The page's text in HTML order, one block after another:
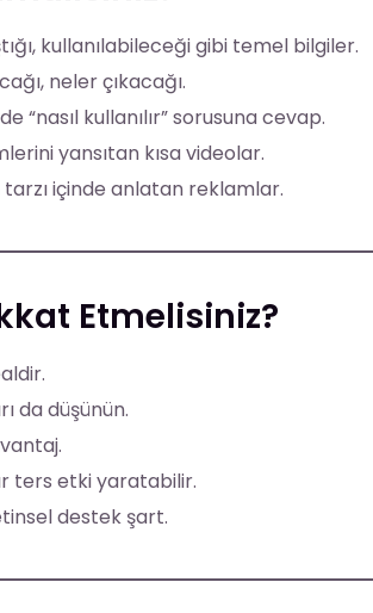
kullanılabileceği gibi temel bilgiler.
neler çıkacağı.
“nasıl kullanılır” sorusuna cevap.
yansıtan kısa videolar.
içinde anlatan reklamlar.
Etmelisiniz?
da düşünün.
ters etki yaratabilir.
destek şart.